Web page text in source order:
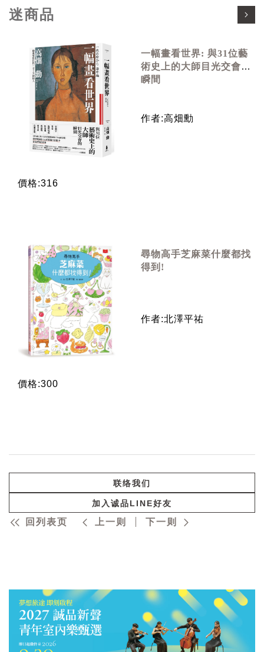
迷商品
一幅畫看世界: 與31位藝
術史上的大師目光交會的
瞬間
作者:高畑勳
價格:316
尋物高手芝麻菜什麼都找
得到!
作者:北澤平祐
價格:300
联络我们
加入诚品LINE好友
回列表页 上一则 下一则